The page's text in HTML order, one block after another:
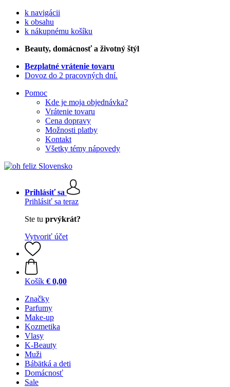
k navigácii
k obsahu
k nákupnému košíku
Beauty, domácnosť a životný štýl
Bezplatné vrátenie tovaru
Dovoz do 2 pracovných dní.
Pomoc
Kde je moja objednávka?
Vrátenie tovaru
Cena dopravy
Možnosti platby
Kontakt
Všetky témy nápovedy
Prihlásiť sa
Prihlásiť sa teraz
Ste tu prvýkrát?
Vytvoriť účet
Košík € 0,00
Značky
Parfumy
Make-up
Kozmetika
Vlasy
K-Beauty
Muži
Bábätká a deti
Domácnosť
Sale